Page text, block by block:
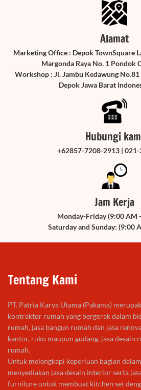
Alamat
Marketing Office : Depok TownSquare
Margonda Raya No. 1 Pondok
Workshop : Jl. Jambu Kedawung No.81
Depok Jawa Barat
Hubungi
+62857-7208-2913 |
Jam Kerja
Monday-Friday (9:00 AM
Saturday and Sunday: (9:00
Tentang Kami
PT. Patria Karya Utama (Pakama)
kontraktor rumah yang bergerak dalam
rumah, jasa bangun rumah dan jasa
kantor, ruko maupun gudang, jasa desain
rumah.
Untuk melengkapi keperluan bagian
menyediakan jasa desain interior serta
furniture untuk membuat kitchen set